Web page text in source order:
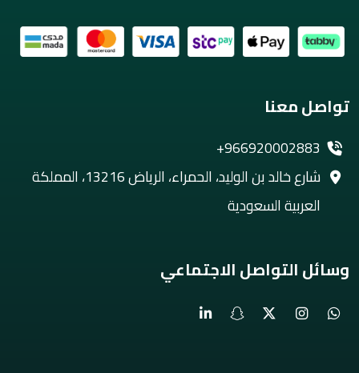
تواصل معنا
+966920002883
شارع خالد بن الوليد، الحمراء، الرياض 13216، المملكة
العربية السعودية
وسائل التواصل الاجتماعي